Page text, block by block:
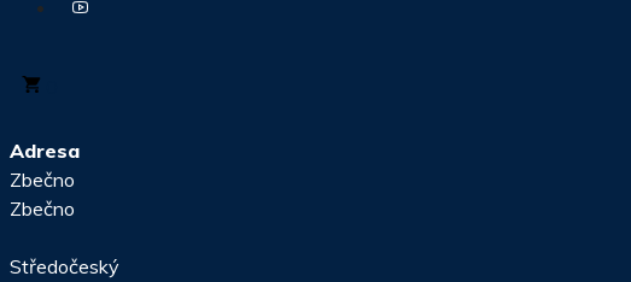
Adresa
Zbečno
Zbečno
Středočeský